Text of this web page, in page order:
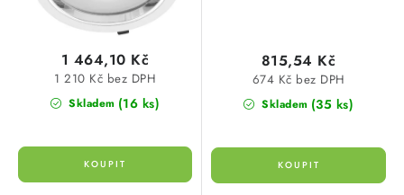
VÝPRODEJ
Položky bez zařazené kategorie dle výrobců
OSVĚTLENÍ
Skladem (16 ks)
1 210 Kč bez DPH
1 464,10 Kč
Skladem (35 ks)
674 Kč bez DPH
815,54 Kč